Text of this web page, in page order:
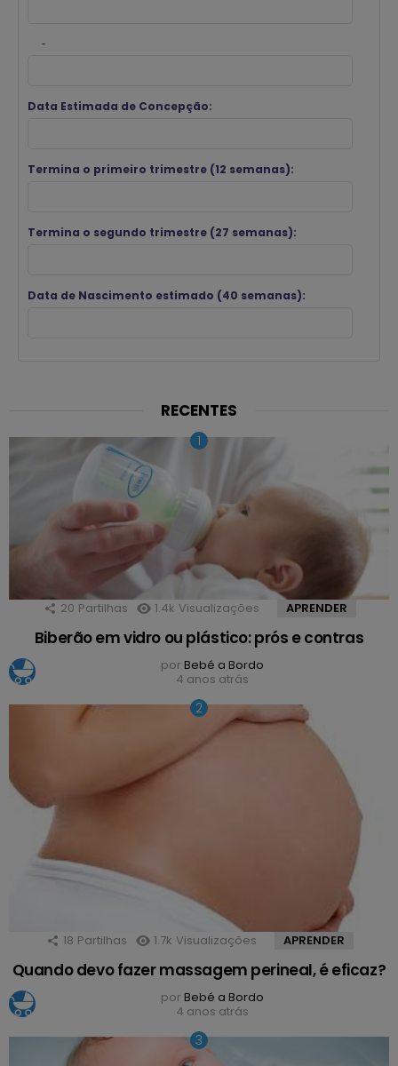
-
Data Estimada de Concepção:
Termina o primeiro trimestre (12 semanas):
Termina o segundo trimestre (27 semanas):
Data de Nascimento estimado (40 semanas):
RECENTES
20 Partilhas 1.4k Visualizações APRENDER
Biberão em vidro ou plástico: prós e contras
por Bebé a Bordo
4 anos atrás
18 Partilhas 1.7k Visualizações APRENDER
Quando devo fazer massagem perineal, é eficaz?
por Bebé a Bordo
4 anos atrás